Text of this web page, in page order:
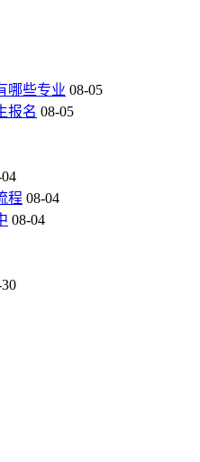
哪些专业 08-05
报名 08-05
程 08-04
08-04